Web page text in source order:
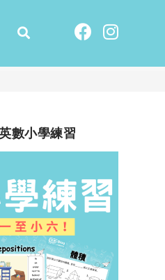
數小學練習